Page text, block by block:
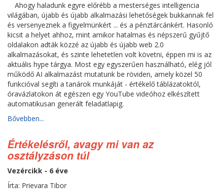
Ahogy haladunk egyre előrébb a mesterséges intelligencia
világában, újabb és újabb alkalmazási lehetőségek bukkannak fel
és versenyeznek a figyelmünkért ... és a pénztárcánkért. Hasonló
kicsit a helyet ahhoz, mint amikor hatalmas és népszerű gyűjtő
oldalakon adták közzé az újabb és újabb web 2.0
alkalmazásokat, és szinte lehetetlen volt követni, éppen mi is az
aktuális hype tárgya. Most egy egyszerűen használható, elég jól
működő AI alkalmazást mutatunk be röviden, amely közel 50
funkcióval segíti a tanárok munkáját - értékelő táblázatoktól,
óravázlatokon át egészen egy YouTube videóhoz elkészített
automatikusan generált feladatlapig.
Bővebben...
Értékelésről, avagy mi van az
osztályzáson túl
Vezércikk - 6 éve
Írta: Prievara Tibor